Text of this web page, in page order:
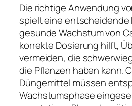
Die richtige Anwendung
spielt eine entscheidende
gesunde Wachstum von
korrekte Dosierung hilft,
vermeiden, die
die Pflanzen haben kann.
Düngemittel müssen
Wachstumsphase